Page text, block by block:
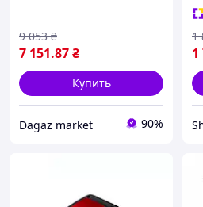
7 151.87₴
9 053 ₴
Купить
Dagaz market 90%
1
1